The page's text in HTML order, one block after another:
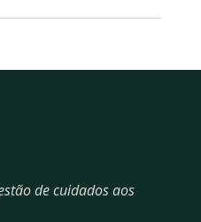
de cuidados aos